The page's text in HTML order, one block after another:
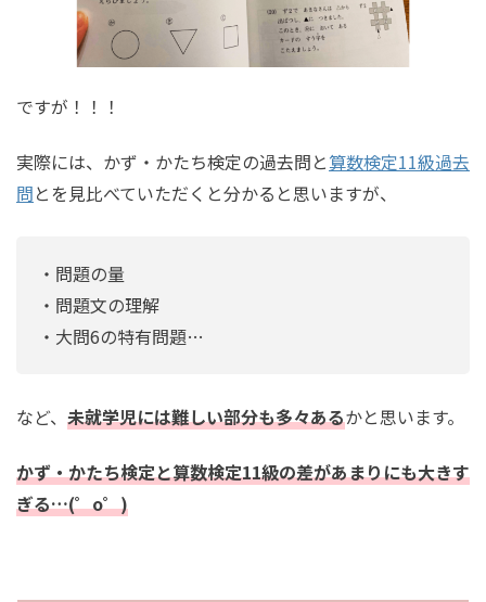
ですが！！！
実際には、かず・かたち検定の過去問と算数検定11級過去
問とを見比べていただくと分かると思いますが、
・問題の量
・問題文の理解
・大問6の特有問題…
など、 未就学児には難しい部分も多々あるかと思います。
かず・かたち検定と算数検定11級の差があまりにも大きす
ぎる…(゜o゜)